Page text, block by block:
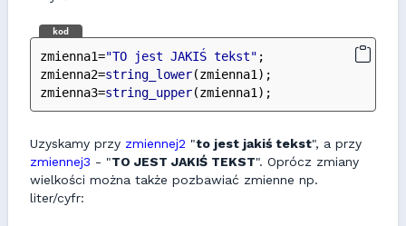
kod
zmienna1="TO jest JAKIŚ tekst" ;
zmienna2=string_lower(zmienna1);
zmienna3=string_upper(zmienna1);
Uzyskamy przy zmiennej2 "to jest jakiś tekst", a przy
zmiennej3 - "TO JEST JAKIŚ TEKST". Oprócz zmiany
wielkości można także pozbawiać zmienne np.
liter/cyfr: